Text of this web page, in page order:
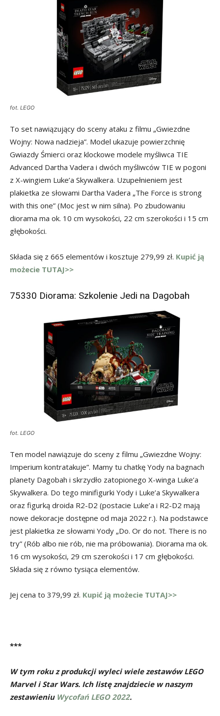
fot. LEGO
To set nawiązujący do sceny ataku z filmu „Gwiezdne
Wojny: Nowa nadzieja”. Model ukazuje powierzchnię
Gwiazdy Śmierci oraz klockowe modele myśliwca TIE
Advanced Dartha Vadera i dwóch myśliwców TIE w pogoni
z X-wingiem Luke’a Skywalkera. Uzupełnieniem jest
plakietka ze słowami Dartha Vadera „The Force is strong
with this one” (Moc jest w nim silna). Po zbudowaniu
diorama ma ok. 10 cm wysokości, 22 cm szerokości i 15 cm
głębokości.
Składa się z 665 elementów i kosztuje 279,99 zł. Kupić ją
możecie TUTAJ>>
75330 Diorama: Szkolenie Jedi na Dagobah
fot. LEGO
Ten model nawiązuje do sceny z filmu „Gwiezdne Wojny:
Imperium kontratakuje”. Mamy tu chatkę Yody na bagnach
planety Dagobah i skrzydło zatopionego X-winga Luke’a
Skywalkera. Do tego minifigurki Yody i Luke’a Skywalkera
oraz figurką droida R2-D2 (postacie Luke’a i R2-D2 mają
nowe dekoracje dostępne od maja 2022 r.). Na podstawce
jest plakietka ze słowami Yody „Do. Or do not. There is no
try” (Rób albo nie rób, nie ma próbowania). Diorama ma ok.
16 cm wysokości, 29 cm szerokości i 17 cm głębokości.
Składa się z równo tysiąca elementów.
Jej cena to 379,99 zł. Kupić ją możecie TUTAJ>>
***
W tym roku z produkcji wyleci wiele zestawów LEGO
Marvel i Star Wars. Ich listę znajdziecie w naszym
zestawieniu Wycofań LEGO 2022.